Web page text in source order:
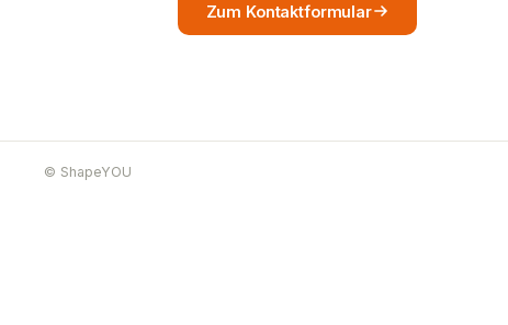
Zum Kontaktformular
© ShapeYOU